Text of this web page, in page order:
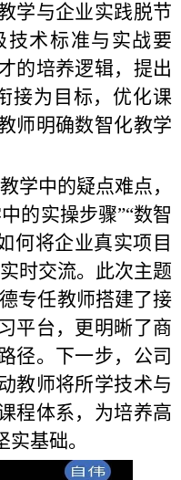
学与企业实践脱节
技术标准与实战要
的培养逻辑，提出
接为目标，优化课
师明确数智化教学
学中的疑点难点，
的实操步骤”“数智
何将企业真实项目
时交流。此次主题
专任教师搭建了接
平台，更明晰了商
径。下一步，公司
教师将所学技术与
程体系，为培养高
基础。